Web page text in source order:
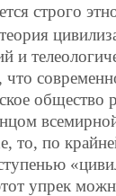
строго
и
что
общество
то, по
упрек